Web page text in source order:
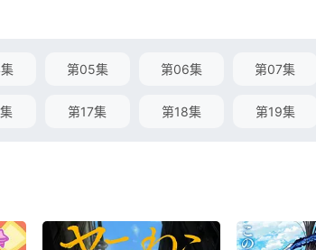
第05集 第06集 第07集
第17集 第18集 第19集